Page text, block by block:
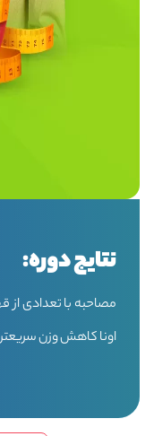
نتایج دوره:
مصاحبه با تعدادی از
اونا کاهش وزن